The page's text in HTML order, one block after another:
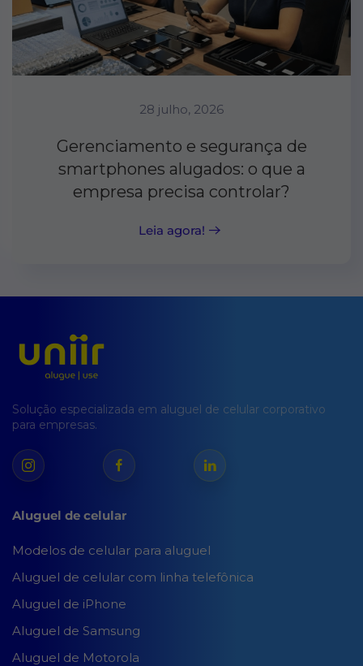
28 julho, 2026
Gerenciamento e segurança de
smartphones alugados: o que a
empresa precisa controlar?
Leia agora!
Solução especializada em aluguel de celular corporativo
para empresas.
Aluguel de celular
Modelos de celular para aluguel
Aluguel de celular com linha telefônica
Aluguel de iPhone
Aluguel de Samsung
Aluguel de Motorola